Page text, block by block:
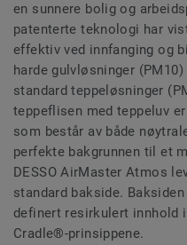
en sunnere bolig og
patenterte teknologi har
effektiv ved innfanging og
harde gulvløsninger
standard teppeløsninger
teppeflisen med teppeluv
som består av både
perfekte bakgrunnen til et
DESSO AirMaster Atmos
standard bakside.
definert resirkulert innhold
Cradle®-prinsippene.